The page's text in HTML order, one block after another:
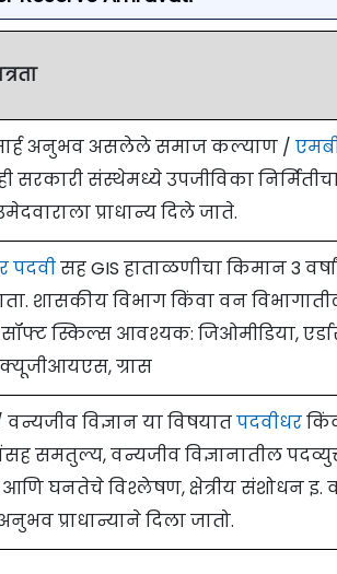
अनुभव असलेले समाज कल्याण /
संस्थेमध्ये उपजीविका
प्राधान्य दिले जाते.
पदवीसह GIS हाताळणीचा किमान 3
शासकीय विभाग किंवा वन
स्किल्स आवश्यक: जिओमीडिया,
ग्रास
वन्यजीव विज्ञान या विषयातपदवीधर
समतुल्य, वन्यजीव विज्ञानातील
आणि घनतेचे विश्लेषण, क्षेत्रीय संशोधन इ.
प्राधान्याने दिला जातो.